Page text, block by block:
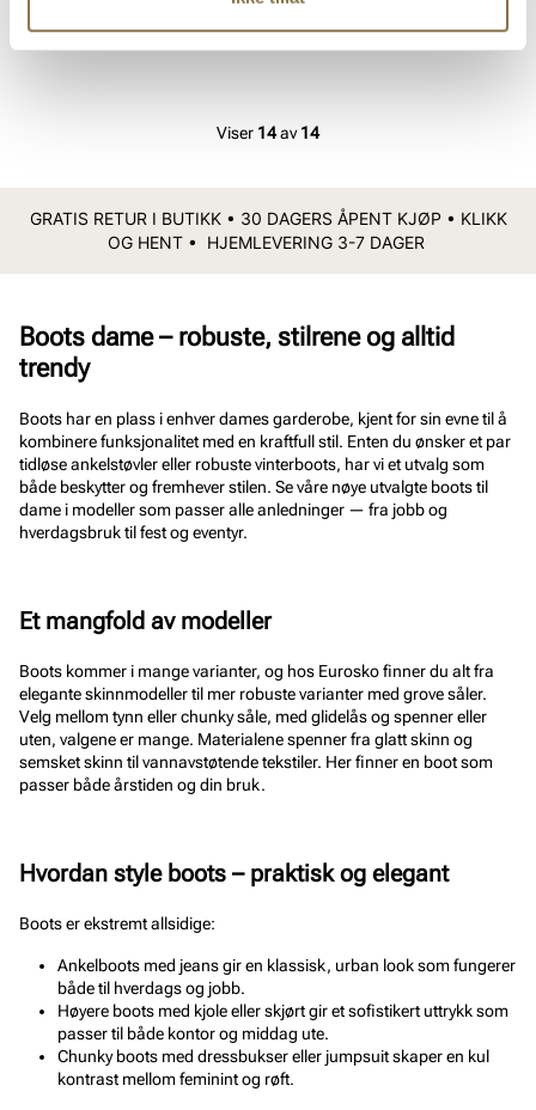
Viser 14av14
GRATIS RETUR I BUTIKK • 30 DAGERS ÅPENT KJØP • KLIKK
OG HENT • HJEMLEVERING 3-7 DAGER
Boots dame – robuste, stilrene og alltid
trendy
Boots har en plass i enhver dames garderobe, kjent for sin evne til å
kombinere funksjonalitet med en kraftfull stil. Enten du ønsker et par
tidløse ankelstøvler eller robuste vinterboots, har vi et utvalg som
både beskytter og fremhever stilen. Se våre nøye utvalgte boots til
dame i modeller som passer alle anledninger — fra jobb og
hverdagsbruk til fest og eventyr.
Et mangfold av modeller
Boots kommer i mange varianter, og hos Eurosko finner du alt fra
elegante skinnmodeller til mer robuste varianter med grove såler.
Velg mellom tynn eller chunky såle, med glidelås og spenner eller
uten, valgene er mange. Materialene spenner fra glatt skinn og
semsket skinn til vannavstøtende tekstiler. Her finner en boot som
passer både årstiden og din bruk.
Hvordan style boots – praktisk og elegant
Boots er ekstremt allsidige:
Ankelboots med jeans gir en klassisk, urban look som fungerer
både til hverdags og jobb.
Høyere boots med kjole eller skjørt gir et sofistikert uttrykk som
passer til både kontor og middag ute.
Chunky boots med dressbukser eller jumpsuit skaper en kul
kontrast mellom feminint og røft.